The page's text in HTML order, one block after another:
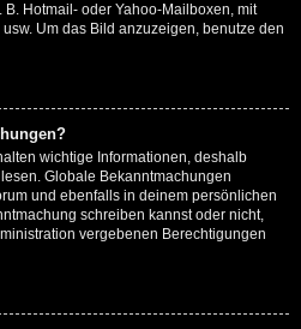
Hotmail- oder Yahoo-Mailboxen, mit
Um das Bild anzuzeigen, benutze den
wichtige Informationen, deshalb
Globale Bekanntmachungen
und ebenfalls in deinem persönlichen
schreiben kannst oder nicht,
vergebenen Berechtigungen